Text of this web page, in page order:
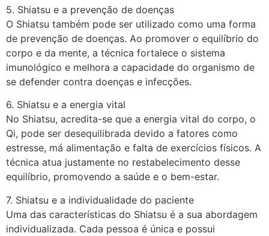
5. Shiatsu e a prevenção de doenças
O Shiatsu também pode ser utilizado como uma forma
de prevenção de doenças. Ao promover o equilíbrio do
corpo e da mente, a técnica fortalece o sistema
imunológico e melhora a capacidade do organismo de
se defender contra doenças e infecções.
6. Shiatsu e a energia vital
No Shiatsu, acredita-se que a energia vital do corpo, o
Qi, pode ser desequilibrada devido a fatores como
estresse, má alimentação e falta de exercícios físicos. A
técnica atua justamente no restabelecimento desse
equilíbrio, promovendo a saúde e o bem-estar.
7. Shiatsu e a individualidade do paciente
Uma das características do Shiatsu é a sua abordagem
individualizada. Cada pessoa é única e possui